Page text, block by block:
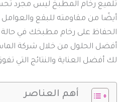
تلميع رخام المطبخ ليس مجرد
أيضًا من مقاومته للبقع والعوامل
الحفاظ على رخام مطبخك في حالة
أفضل الحلول من خلال شركة
لك أفضل العناية والنتائج التي
أهم العناصر